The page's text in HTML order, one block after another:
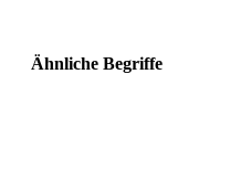
Ähnliche Begriffe